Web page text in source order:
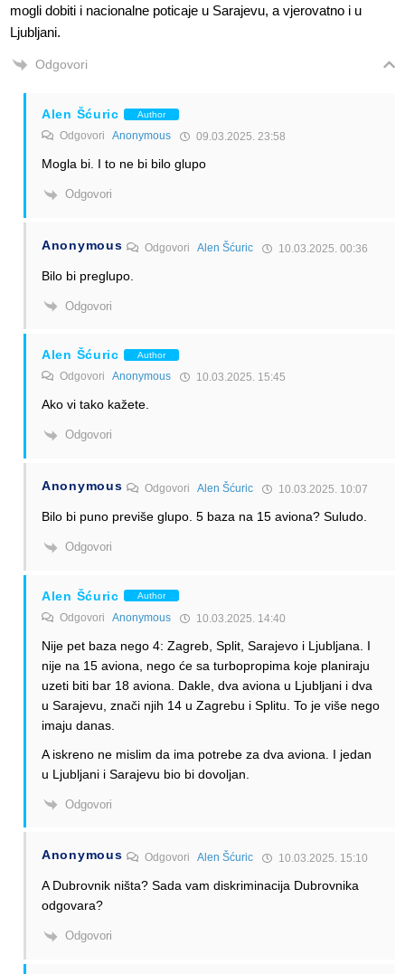
mogli dobiti i nacionalne poticaje u Sarajevu, a vjerovatno i u
Ljubljani.
Odgovori
Alen Šćuric Author
Odgovori Anonymous 09.03.2025. 23:58
Mogla bi. I to ne bi bilo glupo
Odgovori
Anonymous OdgovoriAlen Šćuric 10.03.2025. 00:36
Bilo bi preglupo.
Odgovori
Alen Šćuric Author
Odgovori Anonymous 10.03.2025. 15:45
Ako vi tako kažete.
Odgovori
Anonymous OdgovoriAlen Šćuric 10.03.2025. 10:07
Bilo bi puno previše glupo. 5 baza na 15 aviona? Suludo.
Odgovori
Alen Šćuric Author
Odgovori Anonymous 10.03.2025. 14:40
Nije pet baza nego 4: Zagreb, Split, Sarajevo i Ljubljana. I
nije na 15 aviona, nego će sa turbopropima koje planiraju
uzeti biti bar 18 aviona. Dakle, dva aviona u Ljubljani i dva
u Sarajevu, znači njih 14 u Zagrebu i Splitu. To je više nego
imaju danas.
A iskreno ne mislim da ima potrebe za dva aviona. I jedan
u Ljubljani i Sarajevu bio bi dovoljan.
Odgovori
Anonymous OdgovoriAlen Šćuric 10.03.2025. 15:10
A Dubrovnik ništa? Sada vam diskriminacija Dubrovnika
odgovara?
Odgovori